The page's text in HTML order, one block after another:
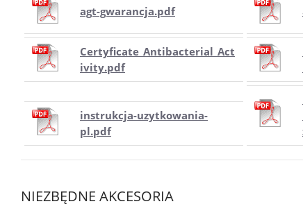
agt-gwarancja.pdf
Certyficate_Antibacterial_Act
ivity.pdf
instrukcja-uzytkowania-
pl.pdf
NIEZBĘDNE AKCESORIA